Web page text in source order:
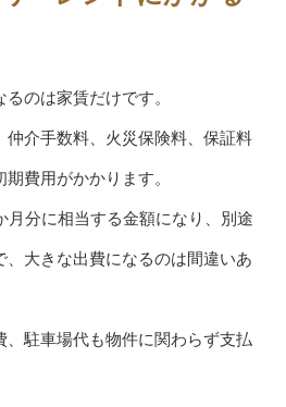
のは家賃だけです。
仲介手数料、火災保険料、保証料
費用がかかります。
月分に相当する金額になり、別途
、大きな出費になるのは間違いあ
、駐車場代も物件に関わらず支払